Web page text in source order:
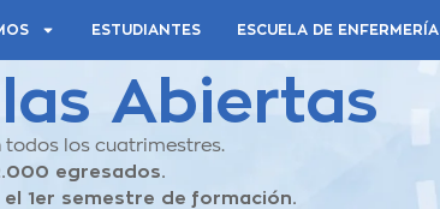
ESTUDIANTES ESCUELA DE ENFERMERÍA
Abiertas
los cuatrimestres.
egresados.
1er semestre de formación.